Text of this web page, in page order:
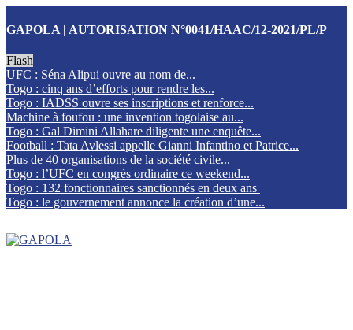
GAPOLA | AUTORISATION N°0041/HAAC/12-2021/PL/P
Flash
UFC : Séna Alipui ouvre au nom de...
Togo : cinq ans d’efforts pour rendre les...
Togo : IADSS ouvre ses inscriptions et renforce...
Machine à foufou : une invention togolaise au...
Togo : Gal Dimini Allahare diligente une enquête...
Football : Tata Avlessi appelle Gianni Infantino et Patrice...
Plus de 40 organisations de la société civile...
Togo : l’UFC en congrès ordinaire ce weekend...
Togo : 132 fonctionnaires sanctionnés en deux ans
Togo : le gouvernement annonce la création d’une...